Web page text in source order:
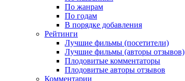
По жанрам
По годам
В порядке добавления
Рейтинги
Лучшие фильмы (посетители)
Лучшие фильмы (авторы отзывов)
Плодовитые комментаторы
Плодовитые авторы отзывов
Комментарии